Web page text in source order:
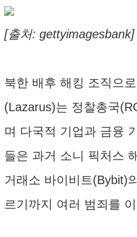
[출처: gettyimagesbank]
북한 배후 해킹 조직으
(Lazarus)는 정찰총국
며 다국적 기업과 금융
들은 과거 소니 픽처스
거래소 바이비트(Bybit)
르기까지 여러 범죄를